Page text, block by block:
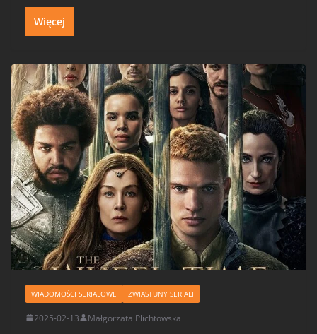
Więcej
WIADOMOŚCI SERIALOWE ZWIASTUNY SERIALI
2025-02-13 Małgorzata Plichtowska